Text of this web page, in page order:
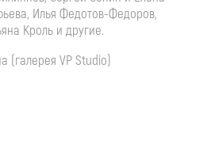
Илья Федотов-Федоров,
Кроль и другие.
(галерея VP Studio)